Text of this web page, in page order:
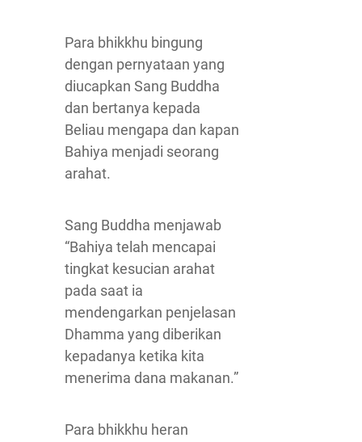
Para bhikkhu bingung
dengan pernyataan yang
diucapkan Sang Buddha
dan bertanya kepada
Beliau mengapa dan kapan
Bahiya menjadi seorang
arahat.
Sang Buddha menjawab
“Bahiya telah mencapai
tingkat kesucian arahat
pada saat ia
mendengarkan penjelasan
Dhamma yang diberikan
kepadanya ketika kita
menerima dana makanan.”
Para bhikkhu heran